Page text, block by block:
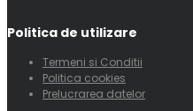
Politica de utilizare
Termeni si Conditii
Politica cookies
Prelucrarea datelor